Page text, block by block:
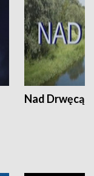
Nad Drwęcą